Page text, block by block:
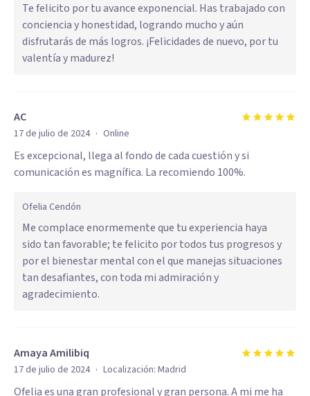
Te felicito por tu avance exponencial. Has trabajado con
conciencia y honestidad, logrando mucho y aún
disfrutarás de más logros. ¡Felicidades de nuevo, por tu
valentía y madurez!
AC
17 de julio de 2024 · Online
Es excepcional, llega al fondo de cada cuestión y si
comunicación es magnífica. La recomiendo 100%.
Ofelia Cendón
Me complace enormemente que tu experiencia haya
sido tan favorable; te felicito por todos tus progresos y
por el bienestar mental con el que manejas situaciones
tan desafiantes, con toda mi admiración y
agradecimiento.
Amaya Amilibiq
17 de julio de 2024 · Localización: Madrid
Ofelia es una gran profesional y gran persona. A mi me ha